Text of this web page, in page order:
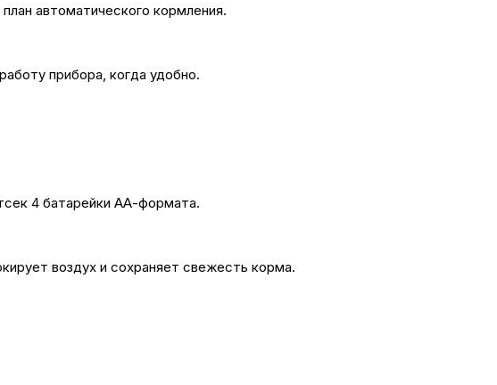
автоматического кормления.
прибора, когда удобно.
4 батарейки АА-формата.
воздух и сохраняет свежесть корма.